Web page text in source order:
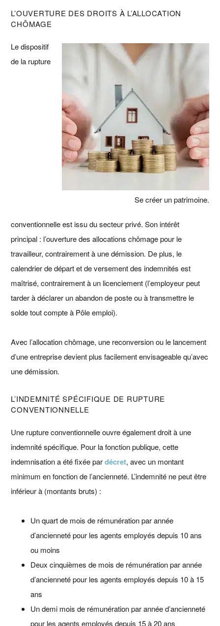
L’OUVERTURE DES DROITS À L’ALLOCATION
CHÔMAGE
Se créer un patrimoine.
Le dispositif
de la rupture
conventionnelle est issu du secteur privé. Son intérêt
principal : l’ouverture des allocations chômage pour le
travailleur, contrairement à une démission. De plus, le
calendrier de départ et de versement des indemnités est
maîtrisé, contrairement à un licenciement (l’employeur peut
tarder à déclarer un abandon de poste ou à transmettre le
solde tout compte à Pôle emploi).
Avec l’allocation chômage, une reconversion ou le lancement
d’une entreprise devient plus facilement envisageable qu’avec
une démission.
L’INDEMNITÉ SPÉCIFIQUE DE RUPTURE
CONVENTIONNELLE
Une rupture conventionnelle ouvre également droit à une
indemnité spécifique. Pour la fonction publique, cette
indemnisation a été fixée pardécret, avec un montant
minimum en fonction de l’ancienneté. L’indemnité ne peut être
inférieur à (montants bruts) :
Un quart de mois de rémunération par année
d’ancienneté pour les agents employés depuis 10 ans
ou moins
Deux cinquièmes de mois de rémunération par année
d’ancienneté pour les agents employés depuis 10 à 15
ans
Un demi mois de rémunération par année d’ancienneté
pour les agents employés depuis 15 à 20 ans